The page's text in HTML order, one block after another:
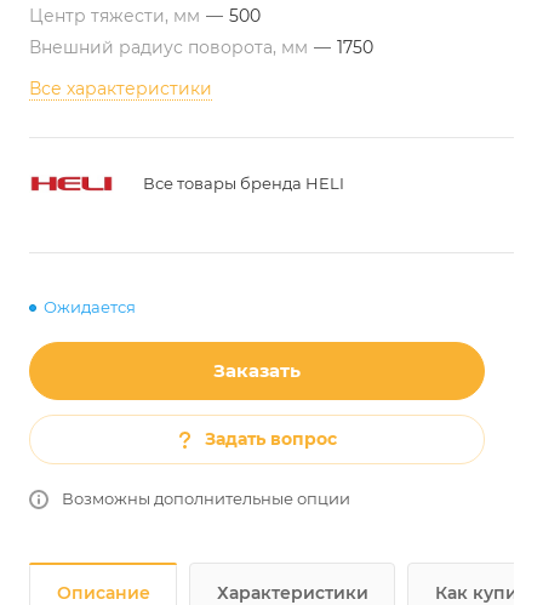
Центр тяжести, мм — 500
Внешний радиус поворота, мм — 1750
Все характеристики
Все товары бренда HELI
Ожидается
Заказать
Задать вопрос
Возможны дополнительные опции
Описание Характеристики Как купить